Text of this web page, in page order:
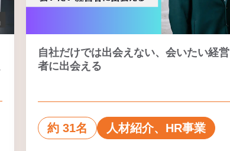
自社だけでは出会えない、会いたい経営
者に出会える
約 31名 人材紹介、HR事業